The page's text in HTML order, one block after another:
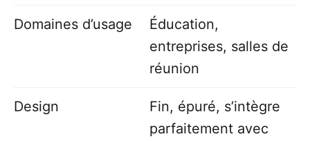
Domaines d’usage
Éducation,
entreprises, salles de
réunion
Design
Fin, épuré, s’intègre
parfaitement avec